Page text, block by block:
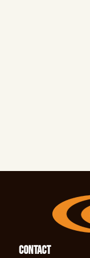
Contact